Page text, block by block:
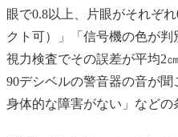
眼で0.8以上、片眼がそれぞ
クト可）」「信号機の色が
視力検査でその誤差が平均2
90デシベルの警音器の音が
身体的な障害がない」などの